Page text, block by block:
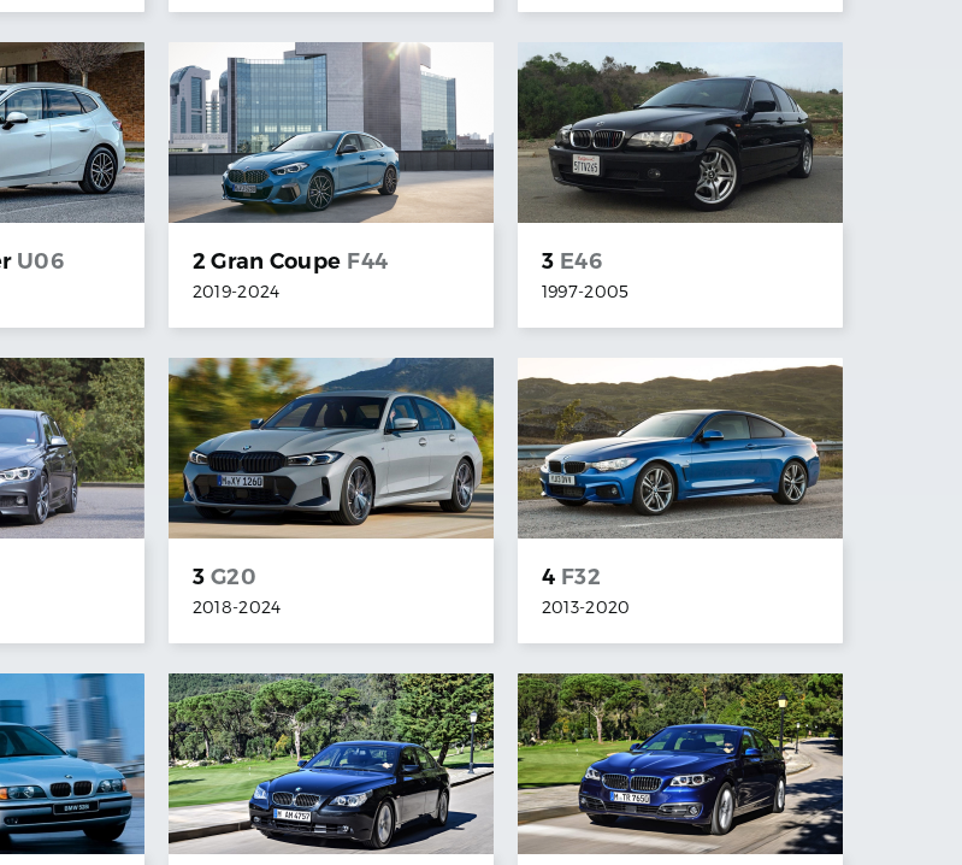
U06 2 Gran Coupe F44
2019-2024
3 E46
1997-2005
3 G20
2018-2024
4 F32
2013-2020